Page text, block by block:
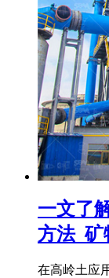
一文了
方法_矿
在高岭土应